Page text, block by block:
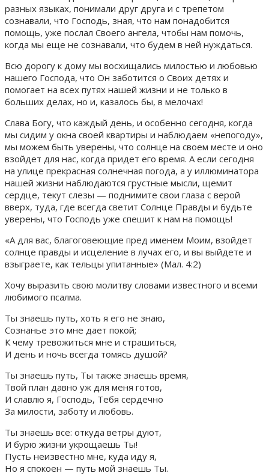
разных языках, понимали друг друга и с трепетом
сознавали, что Господь, зная, что нам понадобится
помощь, уже послал Своего ангела, чтобы нам помочь,
когда мы еще не сознавали, что будем в ней нуждаться.
Всю дорогу к дому мы восхищались милостью и любовью
нашего Господа, что Он заботится о Своих детях и
помогает на всех путях нашей жизни и не только в
больших делах, но и, казалось бы, в мелочах!
Слава Богу, что каждый день, и особенно сегодня, когда
мы сидим у окна своей квартиры и наблюдаем «непогоду»,
мы можем быть уверены, что солнце на своем месте и оно
взойдет для нас, когда придет его время. А если сегодня
на улице прекрасная солнечная погода, а у иллюминатора
нашей жизни наблюдаются грустные мысли, щемит
сердце, текут слезы — поднимите свои глаза с верой
вверх, туда, где всегда светит Солнце Правды и будьте
уверены, что Господь уже спешит к нам на помощь!
«А для вас, благоговеющие пред именем Моим, взойдет
солнце правды и исцеление в лучах его, и вы выйдете и
взыграете, как тельцы упитанные» (Мал. 4:2)
Хочу выразить свою молитву словами известного и всеми
любимого псалма.
Ты знаешь путь, хоть я его не знаю,
Сознанье это мне дает покой;
К чему тревожиться мне и страшиться,
И день и ночь всегда томясь душой?
Ты знаешь путь, Ты также знаешь время,
Твой план давно уж для меня готов,
И славлю я, Господь, Тебя сердечно
За милости, заботу и любовь.
Ты знаешь все: откуда ветры дуют,
И бурю жизни укрощаешь Ты!
Пусть неизвестно мне, куда иду я,
Но я спокоен — путь мой знаешь Ты.